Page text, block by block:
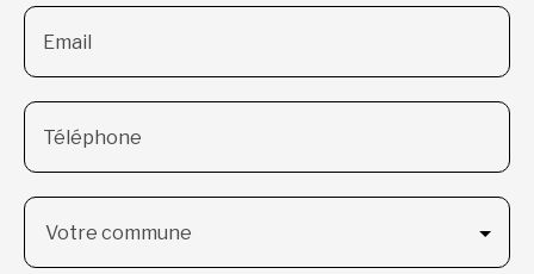
Email
Téléphone
Votre commune